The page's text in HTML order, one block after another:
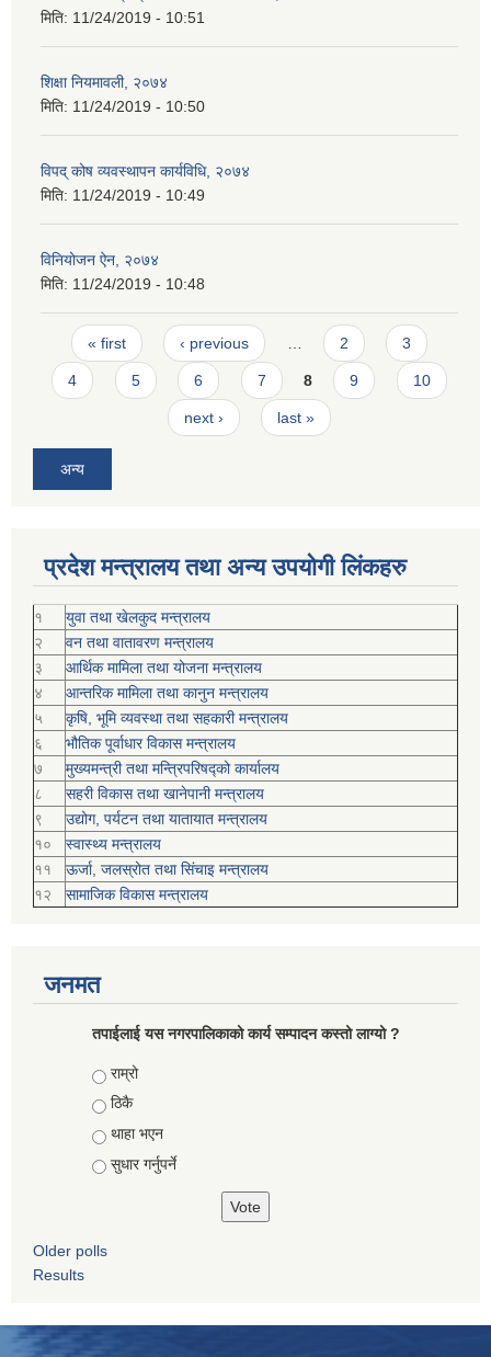
मिति: 11/24/2019 - 10:51
शिक्षा नियमावली, २०७४
मिति: 11/24/2019 - 10:50
विपद् कोष व्यवस्थापन कार्यविधि, २०७४
मिति: 11/24/2019 - 10:49
विनियोजन ऐन, २०७४
मिति: 11/24/2019 - 10:48
Pages
« first ‹ previous … 2 3
4 5 6 7 8 9 10
next › last »
अन्य
प्रदेश मन्त्रालय तथा अन्य उपयोगी लिंकहरु
१
युवा तथा खेलकुद मन्त्रालय
२
वन तथा वातावरण मन्त्रालय
३
आर्थिक मामिला तथा योजना मन्त्रालय
४
आन्तरिक मामिला तथा कानुन मन्त्रालय
५
कृषि, भूमि व्यवस्था तथा सहकारी मन्त्रालय
६
भौतिक पूर्वाधार विकास मन्त्रालय
७
मुख्यमन्त्री तथा मन्त्रिपरिषद्को कार्यालय
८
सहरी विकास तथा खानेपानी मन्त्रालय
९
उद्योग, पर्यटन तथा यातायात मन्त्रालय
१०
स्वास्थ्य मन्त्रालय
११
ऊर्जा, जलस्रोत तथा सिंचाइ मन्त्रालय
१२
सामाजिक विकास मन्‍‍त्रालय
जनमत
तपाईलाई यस नगरपालिकाको कार्य सम्पादन कस्तो लाग्यो ?
Choices
राम्रो
ठिकै
थाहा भएन
सुधार गर्नुपर्ने
Older polls
Results